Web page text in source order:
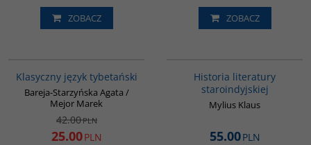
ZOBACZ ZOBACZ
Klasyczny język tybetański
Bareja-Starzyńska Agata /
Mejor Marek
42.00PLN
25.00PLN
Historia literatury
staroindyjskiej
Mylius Klaus
55.00PLN